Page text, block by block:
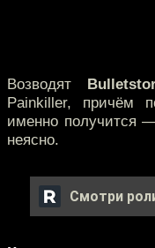
Возводят
Painkiller, причём
именно получится
неясно.
Смотри